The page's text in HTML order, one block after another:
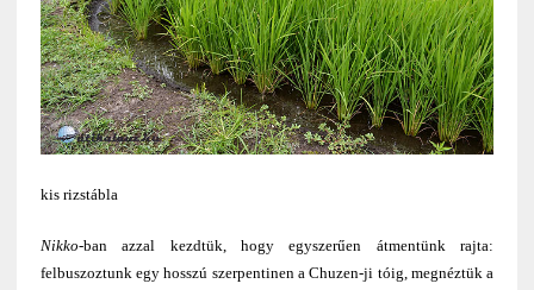
kis rizstábla
Nikko-ban azzal kezdtük, hogy egyszerűen átmentünk rajta:
felbuszoztunk egy hosszú szerpentinen a Chuzen-ji tóig, megnéztük a